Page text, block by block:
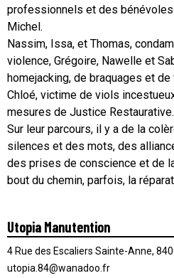
professionnels et des bénévoles
Michel.
Nassim, Issa, et Thomas,
violence, Grégoire, Nawelle et
homejacking, de braquages et de
Chloé, victime de viols
mesures de Justice Restaurative.
Sur leur parcours, il y a de la
silences et des mots, des
des prises de conscience et de
bout du chemin, parfois, la
Utopia Manutention
4 Rue des Escaliers Sainte-Anne,
utopia.84@wanadoo.fr